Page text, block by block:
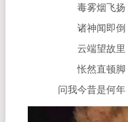
毒雾烟飞扬
诸神闻即倒
云端望故里
怅然直顿脚
问我今昔是何